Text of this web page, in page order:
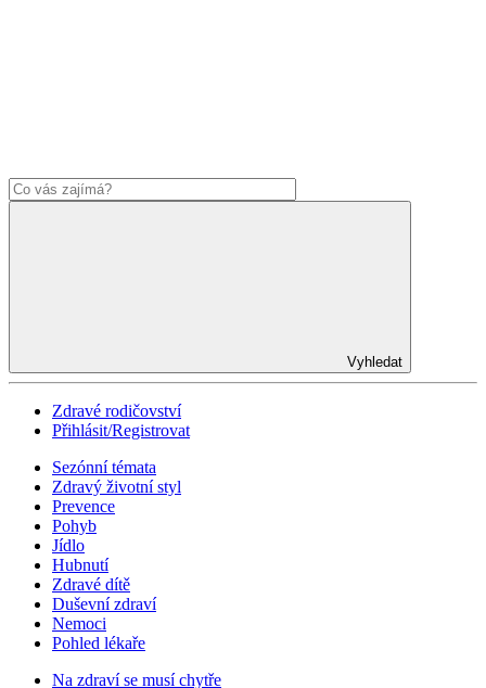
Vyhledat
Zdravé rodičovství
Přihlásit/Registrovat
Sezónní témata
Zdravý životní styl
Prevence
Pohyb
Jídlo
Hubnutí
Zdravé dítě
Duševní zdraví
Nemoci
Pohled lékaře
Na zdraví se musí chytře